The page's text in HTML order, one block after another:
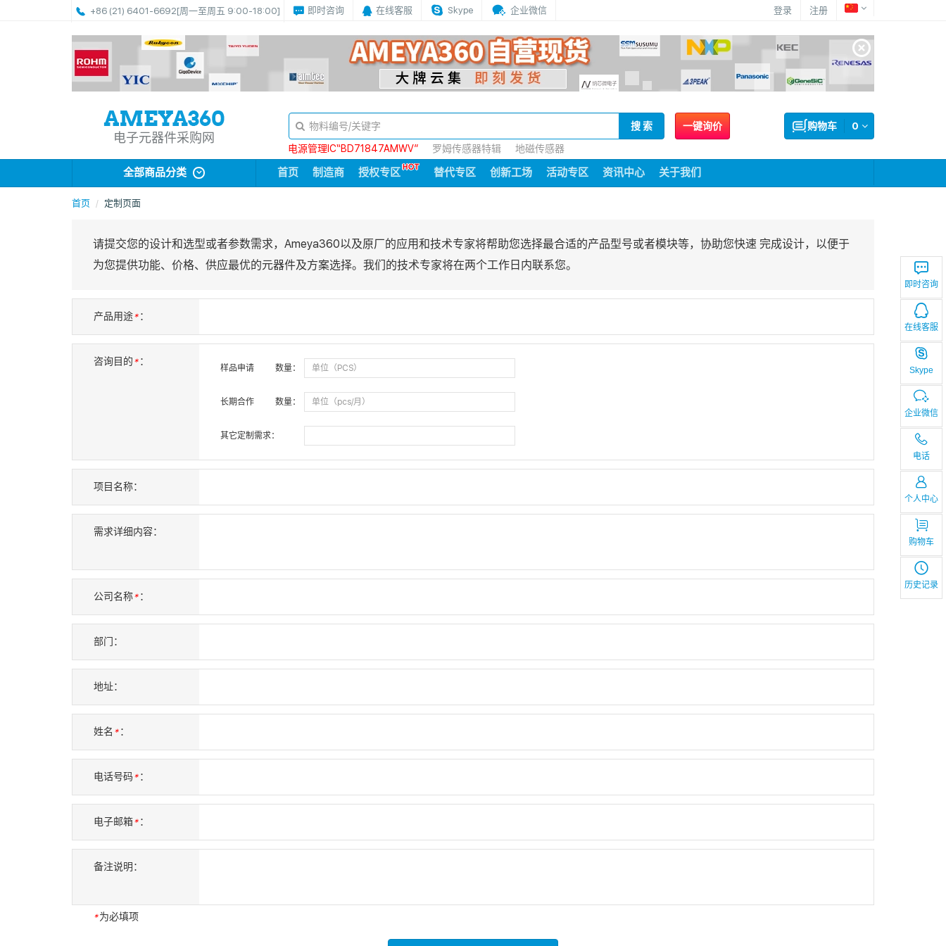
+86 (21) 6401-6692[周一至周五 9:00-18:00] 即时咨询 在线客服 Skype 企业微信 登录 注册
即时咨询
在线客服
Skype
企业微信
电话
个人中心
购物车
历史记录
电子元器件采购网
一键询价 0
购物车
搜 索
电源管理IC“BD71847AMWV”
罗姆传感器特辑 地磁传感器
全部商品分类 首页 制造商 授权专区 替代专区 创新工场 活动专区 资讯中心 关于我们
首页 定制页面
请提交您的设计和选型或者参数需求，Ameya360以及原厂的应用和技术专家将帮助您选择最合适的产品型号或者模块等，协助您快速 完成设计，以便于
为您提供功能、价格、供应最优的元器件及方案选择。我们的技术专家将在两个工作日内联系您。
产品用途* ：
咨询目的* ：
样品申请 数量：
长期合作 数量：
其它定制需求：
项目名称：
需求详细内容：
公司名称* ：
部门：
地址：
姓名 * ：
电话号码* ：
电子邮箱* ：
备注说明：
*为必填项